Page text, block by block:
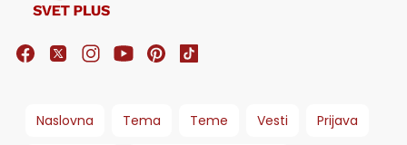
Naslovna Tema Teme Vesti Prijava